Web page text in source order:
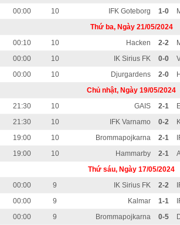
00:00
10 IFK Goteborg 1-0
Thứ ba, Ngày 21/05/2024
00:10
10 Hacken 2-2
00:00
10 IK Sirius FK 0-0
00:00
10 Djurgardens 2-0
Chủ nhật, Ngày 19/05/2024
21:30
10 GAIS 2-1
21:30
10 IFK Varnamo 0-2
19:00
10 Brommapojkarna 2-1
19:00
10 Hammarby 2-1
Thứ sáu, Ngày 17/05/2024
00:00
9 IK Sirius FK 2-2
00:00
9 Kalmar 1-1
00:00
9 Brommapojkarna 0-5